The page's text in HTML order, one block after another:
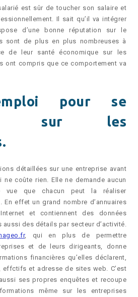
est sûr de toucher son salaire et
Il sait qu’il va intégrer
d’une bonne réputation sur le
sont de plus en plus nombreuses à
de leur santé économique sur les
ont compris que ce comportement va
pour se
sur les
détaillées sur une entreprise avant
coûte rien. Elle ne demande aucun
vue que chacun peut la réaliser
En effet un grand nombre d’annuaires
et contiennent des données
des détails par secteur d’activité.
, qui en plus de permettre
et de leurs dirigeants, donne
financières qu’elles déclarent,
et adresse de sites web. C’est
ses propres enquêtes et recoupe
même sur les entreprises